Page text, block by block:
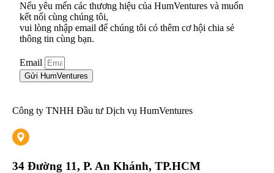
Nếu yêu mến các thương hiệu của HumVentures và muốn
kết nối cùng chúng tôi,
vui lòng nhập email để chúng tôi có thêm cơ hội chia sẻ
thông tin cùng bạn.
Email
Gửi HumVentures
Công ty TNHH Đầu tư Dịch vụ HumVentures
34 Đường 11, P. An Khánh, TP.HCM